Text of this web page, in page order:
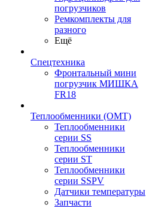
погрузчиков
Ремкомплекты для
разного
Ещё
Спецтехника
Фронтальный мини
погрузчик МИШКА
FR18
Теплообменники (OMT)
Теплообменники
серии SS
Теплообменники
серии ST
Теплообменники
серии SSPV
Датчики температуры
Запчасти